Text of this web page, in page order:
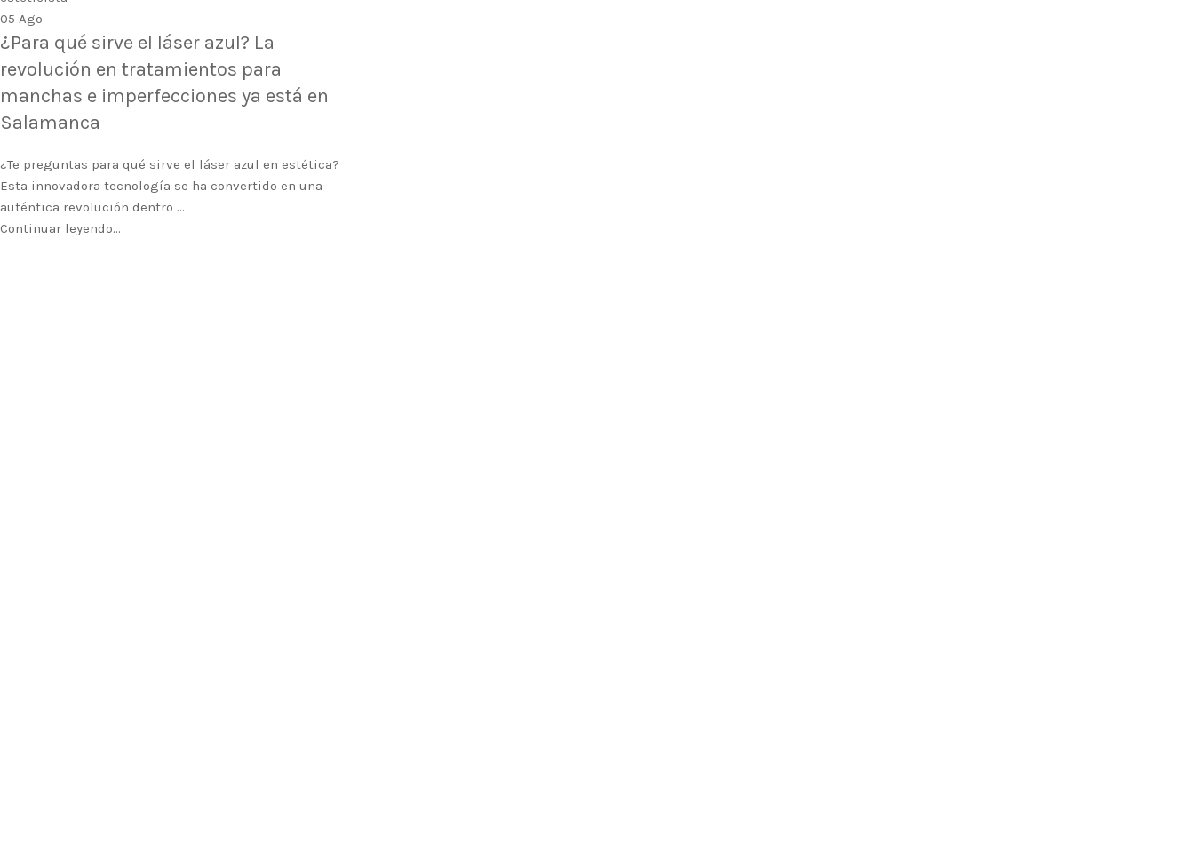
05 Ago
¿Para qué sirve el láser azul? La
revolución en tratamientos para
manchas e imperfecciones ya está en
Salamanca
¿Te preguntas para qué sirve el láser azul en estética?
Esta innovadora tecnología se ha convertido en una
auténtica revolución dentro ...
Continuar leyendo...